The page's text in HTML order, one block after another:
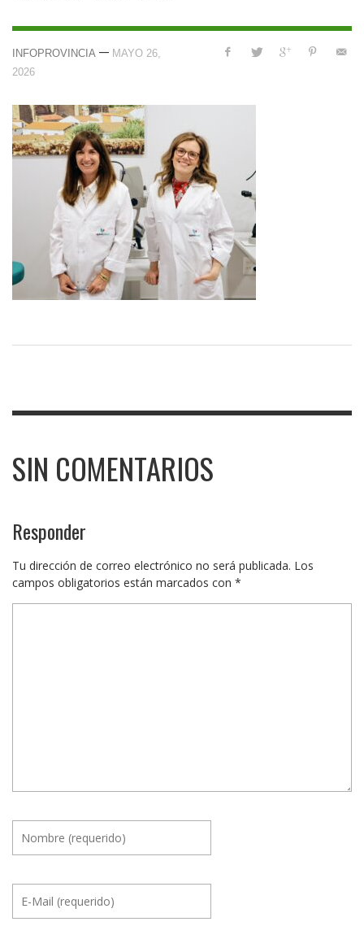
INFOPROVINCIA — MAYO 26,
2026
SIN COMENTARIOS
Responder
Tu dirección de correo electrónico no será publicada. Los
campos obligatorios están marcados con *